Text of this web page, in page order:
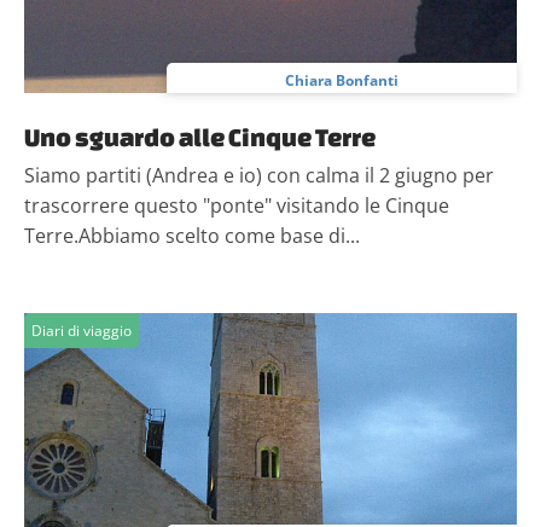
Chiara Bonfanti
Uno sguardo alle Cinque Terre
Siamo partiti (Andrea e io) con calma il 2 giugno per
trascorrere questo "ponte" visitando le Cinque
Terre.Abbiamo scelto come base di...
Diari di viaggio